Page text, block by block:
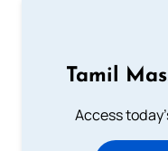
Tamil
Access